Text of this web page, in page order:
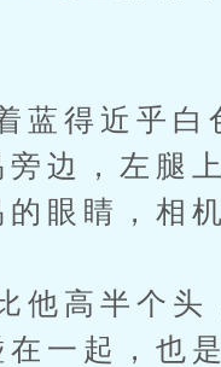
得近乎白
边，左腿
眼睛，相
高半个头
一起，也